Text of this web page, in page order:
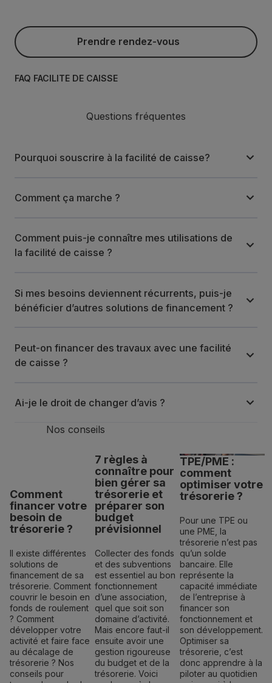
Prendre rendez-vous
Prendre rendez-vous
FAQ FACILITÉ DE CAISSE
Questions fréquentes
Pourquoi souscrire à la facilité de caisse?
Comment ça marche ?
Comment puis-je connaître mes utilisations de
la facilité de caisse ?
Si mes besoins deviennent récurrents, puis-je
bénéficier d’autres solutions de financement ?
Peut-on financer des travaux avec une facilité
de caisse ?
Ai-je le droit de changer d’avis ?
Nos conseils
Comment
financer votre
besoin de
trésorerie ?
Il existe différentes
solutions de
financement de sa
trésorerie. Comment
couvrir le besoin en
fonds de roulement
? Comment
développer votre
activité et faire face
au décalage de
trésorerie ? Nos
conseils pour
7 règles à
connaître pour
bien gérer sa
trésorerie et
préparer son
budget
prévisionnel
Collecter des fonds
et des subventions
est essentiel au bon
fonctionnement
d’une association,
quel que soit son
domaine d’activité.
Mais encore faut-il
ensuite avoir une
gestion rigoureuse
du budget et de la
trésorerie. Voici
TPE/PME :
comment
optimiser votre
trésorerie ?
Pour une TPE ou
une PME, la
trésorerie n’est pas
qu’un solde
bancaire. Elle
représente la
capacité immédiate
de l’entreprise à
financer son
fonctionnement et
son développement.
Optimiser sa
trésorerie, c’est
donc apprendre à la
piloter au quotidien